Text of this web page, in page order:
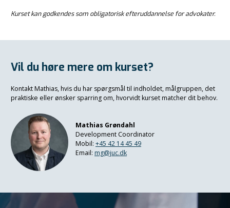
Kurset kan godkendes som obligatorisk efteruddannelse for advokater.
Vil du høre mere om kurset?
Kontakt Mathias, hvis du har spørgsmål til indholdet, målgruppen, det
praktiske eller ønsker sparring om, hvorvidt kurset matcher dit behov.
Mathias Grøndahl
Development Coordinator
Mobil: +45 42 14 45 49
Email: mg@juc.dk